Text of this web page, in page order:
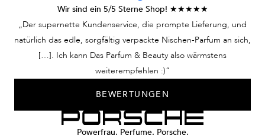
Traumvorstellung –
unsere Nischendüfte für
Damen lassen Sie diese
Ihrem Herrenduft,
dieser Mann zu sein.
Wir sind ein 5/5 Sterne Shop! ★★★★★
„Der supernette Kundenservice, die prompte Lieferung, und
natürlich das edle, sorgfältig verpackte Nischen-Parfum an sich,
[…]. Ich kann Das Parfum & Beauty also wärmstens
weiterempfehlen :)“
BEWERTUNGEN
Powerfrau. Perfume. Porsche.